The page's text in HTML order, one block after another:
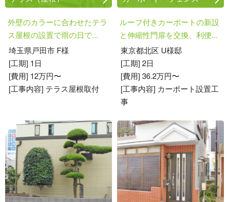
外壁のカラーに合わせたテラ
ス屋根の設置で雨の日で...
埼玉県戸田市 F様
[工期] 1日
[費用] 12万円〜
[工事内容] テラス屋根取付
ルーフ付きカーポートの新設
と伸縮性門扉を交換、利便...
東京都北区 U様邸
[工期] 2日
[費用] 36.2万円〜
[工事内容] カーポート設置工
事